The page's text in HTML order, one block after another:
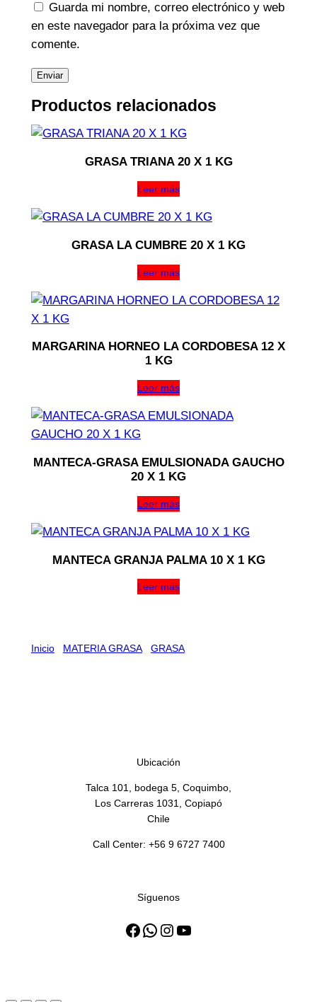
Guarda mi nombre, correo electrónico y web
en este navegador para la próxima vez que
comente.
Productos relacionados
GRASA TRIANA 20 X 1 KG
Leer más
GRASA LA CUMBRE 20 X 1 KG
Leer más
MARGARINA HORNEO LA CORDOBESA 12 X
1 KG
Leer más
MANTECA-GRASA EMULSIONADA GAUCHO
20 X 1 KG
Leer más
MANTECA GRANJA PALMA 10 X 1 KG
Leer más
Inicio/ MATERIA GRASA/ GRASA/ GRASA LA GOLOSA
Ubicación
Talca 101, bodega 5, Coquimbo,
Los Carreras 1031, Copiapó
Chile
Call Center: +56 9 6727 7400
Síguenos
Facebook WhatsApp Instagram YouTube